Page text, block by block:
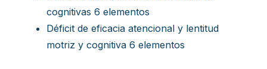
cognitivas 6 elementos
Déficit de eficacia atencional y lentitud
motriz y cognitiva 6 elementos